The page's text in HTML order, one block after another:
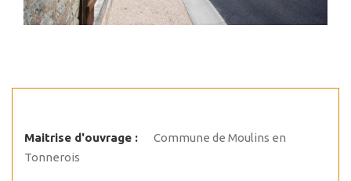
Maitrise d'ouvrage :
Commune de Moulins en
Tonnerois